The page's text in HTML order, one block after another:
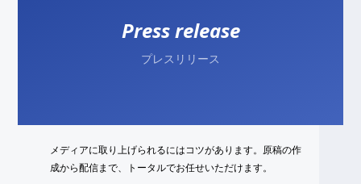
Press release
プレスリリース
メディアに取り上げられるにはコツがあります。原稿の作
成から配信まで、トータルでお任せいただけます。